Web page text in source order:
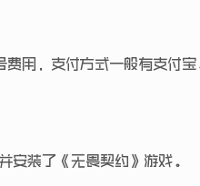
用，支付方式一般有支付
安装了《无畏契约》游戏。